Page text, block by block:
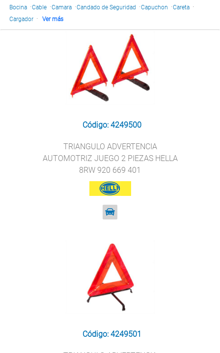
Bocina ·Cable ·Camara ·Candado de Seguridad ·Capuchon ·Careta ·
Cargador · Ver más
Código: 4249500
TRIANGULO ADVERTENCIA
AUTOMOTRIZ JUEGO 2 PIEZAS HELLA
8RW 920 669 401
Código: 4249501